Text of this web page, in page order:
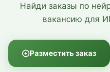
Найди заказы по
вакансию для
Разместить заказ